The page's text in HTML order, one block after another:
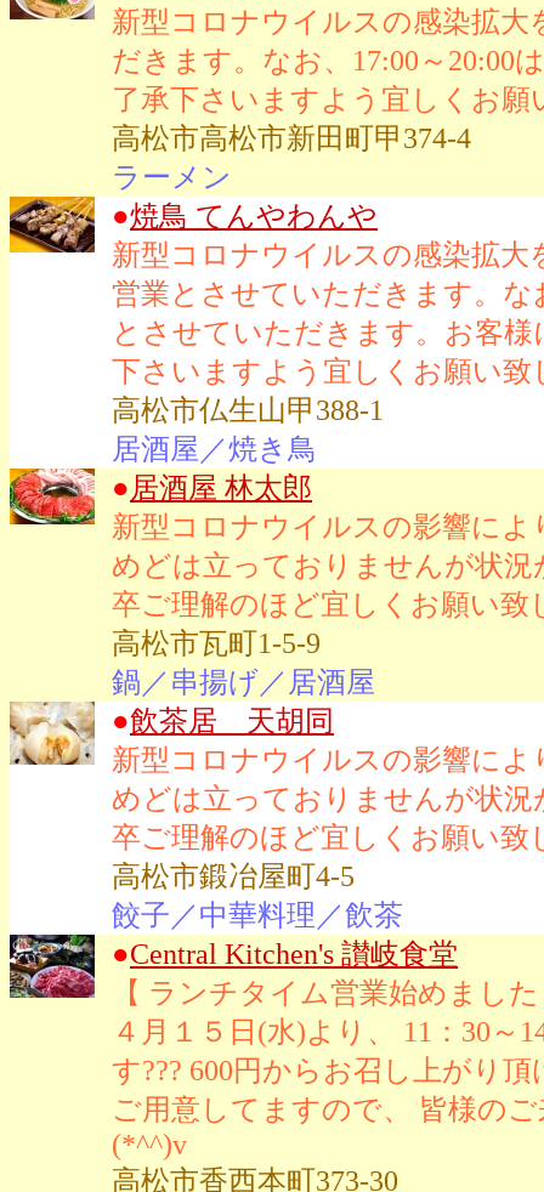
新型コロナウイルスの感染拡大
だきます。なお、17:00～20:00
了承下さいますよう宜しくお願
高松市高松市新田町甲374-4
ラーメン
●焼鳥 てんやわんや
新型コロナウイルスの感染拡
営業とさせていただきます。な
とさせていただきます。お客
下さいますよう宜しくお願い致
高松市仏生山甲388-1
居酒屋／焼き鳥
●居酒屋 林太郎
新型コロナウイルスの影響に
めどは立っておりませんが状
卒ご理解のほど宜しくお願い致
高松市瓦町1-5-9
鍋／串揚げ／居酒屋
●飲茶居 天胡同
新型コロナウイルスの影響に
めどは立っておりませんが状
卒ご理解のほど宜しくお願い致
高松市鍛冶屋町4-5
餃子／中華料理／飲茶
●Central Kitchen's 讃岐食堂
【 ランチタイム営業始めまし
４月１５日(水)より、 11：30
す??? 600円からお召し上がり
ご用意してますので、 皆様の
(*^^)v
高松市香西本町373-30